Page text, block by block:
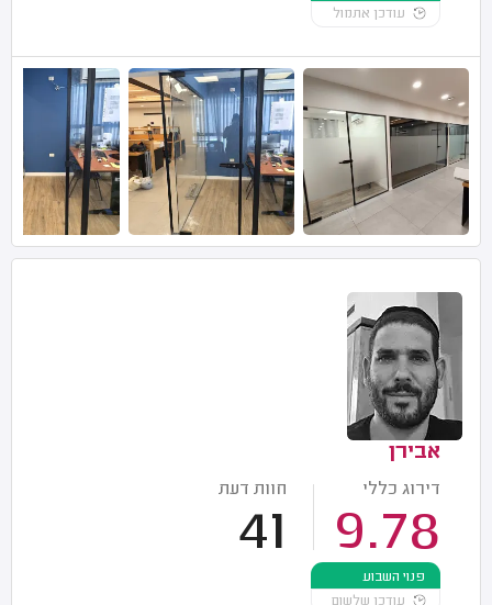
עודכן אתמול
אבירן
דירוג כללי
9.78
חוות דעת
41
פנוי השבוע
עודכן שלשום